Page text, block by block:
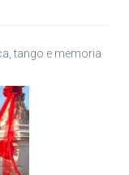
tango e memoria